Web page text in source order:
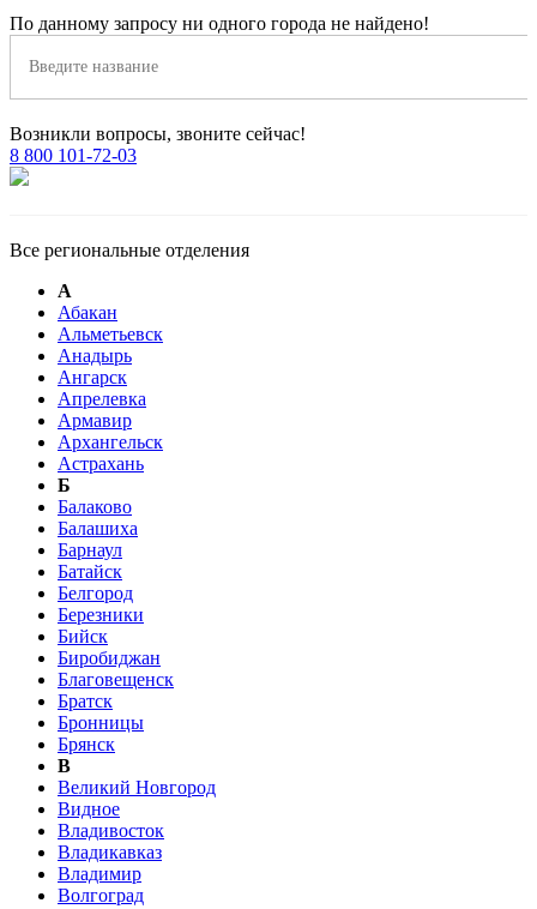
По данному запросу ни одного города не найдено!
Возникли вопросы, звоните сейчас!
8 800 101-72-03
Все региональные отделения
А
Абакан
Альметьевск
Анадырь
Ангарск
Апрелевка
Армавир
Архангельск
Астрахань
Б
Балаково
Балашиха
Барнаул
Батайск
Белгород
Березники
Бийск
Биробиджан
Благовещенск
Братск
Бронницы
Брянск
В
Великий Новгород
Видное
Владивосток
Владикавказ
Владимир
Волгоград